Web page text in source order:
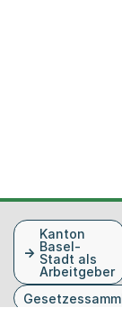
FusszeileKanton
Basel-
Stadt als
Arbeitgeber